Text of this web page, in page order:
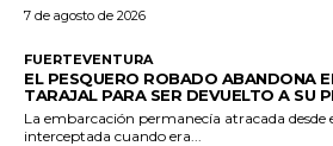
7 de agosto de 2026
FUERTEVENTURA
EL PESQUERO ROBADO ABANDONA
TARAJAL PARA SER DEVUELTO A SU
La embarcación permanecía atracada desde
interceptada cuando era...